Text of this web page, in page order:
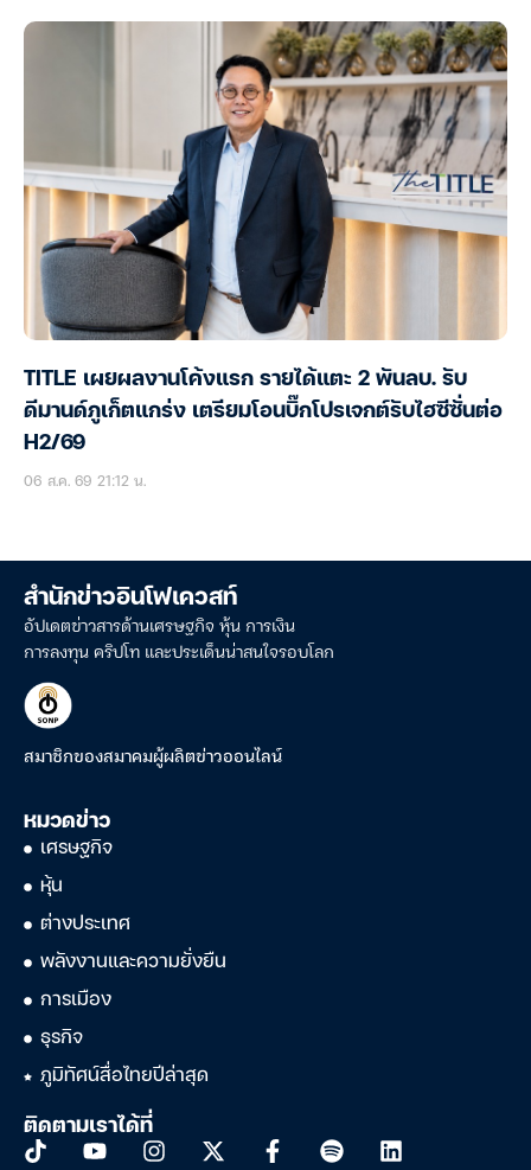
TITLE เผยผลงานโค้งแรก รายได้แตะ 2 พันลบ. รับ
ดีมานด์ภูเก็ตแกร่ง เตรียมโอนบิ๊กโปรเจกต์รับไฮซีซั่นต่อ
H2/69
06 ส.ค. 69 21:12 น.
สำนักข่าวอินโฟเควสท์
อัปเดตข่าวสารด้านเศรษฐกิจ หุ้น การเงิน
การลงทุน คริปโท และประเด็นน่าสนใจรอบโลก
สมาชิกของสมาคมผู้ผลิตข่าวออนไลน์
หมวดข่าว
เศรษฐกิจ
หุ้น
ต่างประเทศ
พลังงานและความยั่งยืน
การเมือง
ธุรกิจ
ภูมิทัศน์สื่อไทยปีล่าสุด
ติดตามเราได้ที่